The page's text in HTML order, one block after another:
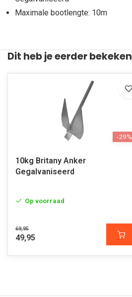
Maximale bootlengte: 10m
Dit heb je eerder bekeken
-29%
10kg Britany Anker
Gegalvaniseerd
Op voorraad
69,95
49,95